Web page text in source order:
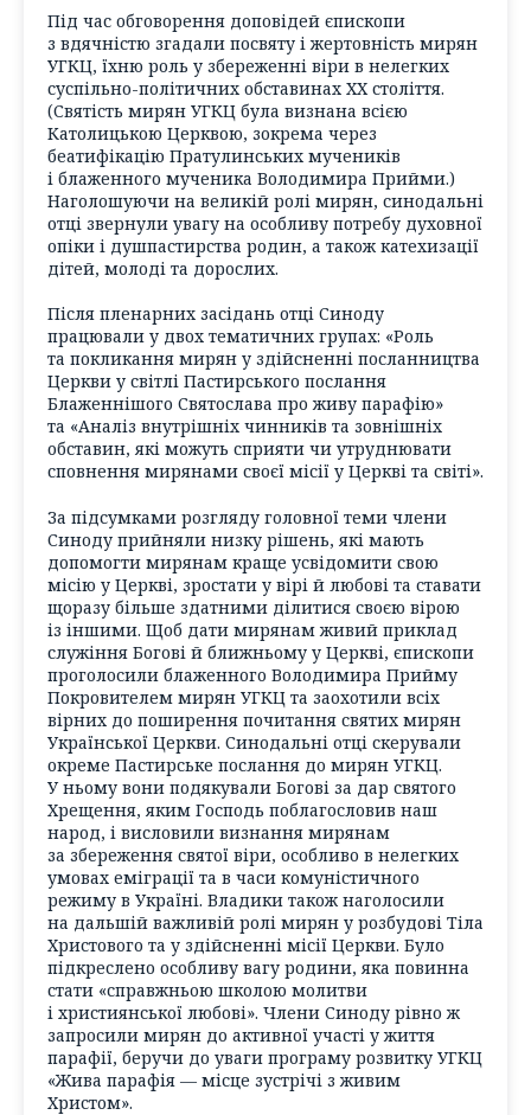
Під час обговорення доповідей єпископи
з вдячністю згадали посвяту і жертовність мирян
УГКЦ, їхню роль у збереженні віри в нелегких
суспільно-політичних обставинах ХХ століття.
(Святість мирян УГКЦ була визнана всією
Католицькою Церквою, зокрема через
беатифікацію Пратулинських мучеників
і блаженного мученика Володимира Прийми.)
Наголошуючи на великій ролі мирян, синодальні
отці звернули увагу на особливу потребу духовної
опіки і душпастирства родин, а також катехизації
дітей, молоді та дорослих.
Після пленарних засідань отці Синоду
працювали у двох тематичних групах: «Роль
та покликання мирян у здійсненні посланництва
Церкви у світлі Пастирського послання
Блаженнішого Святослава про живу парафію»
та «Аналіз внутрішніх чинників та зовнішніх
обставин, які можуть сприяти чи утруднювати
сповнення мирянами своєї місії у Церкві та світі».
За підсумками розгляду головної теми члени
Синоду прийняли низку рішень, які мають
допомогти мирянам краще усвідомити свою
місію у Церкві, зростати у вірі й любові та ставати
щоразу більше здатними ділитися своєю вірою
із іншими. Щоб дати мирянам живий приклад
служіння Богові й ближньому у Церкві, єпископи
проголосили блаженного Володимира Прийму
Покровителем мирян УГКЦ та заохотили всіх
вірних до поширення почитання святих мирян
Української Церкви. Синодальні отці скерували
окреме Пастирське послання до мирян УГКЦ.
У ньому вони подякували Богові за дар святого
Хрещення, яким Господь поблагословив наш
народ, і висловили визнання мирянам
за збереження святої віри, особливо в нелегких
умовах еміграції та в часи комуністичного
режиму в Україні. Владики також наголосили
на дальшій важливій ролі мирян у розбудові Тіла
Христового та у здійсненні місії Церкви. Було
підкреслено особливу вагу родини, яка повинна
стати «справжньою школою молитви
і християнської любові». Члени Синоду рівно ж
запросили мирян до активної участі у життя
парафії, беручи до уваги програму розвитку УГКЦ
«Жива парафія — місце зустрічі з живим
Христом».